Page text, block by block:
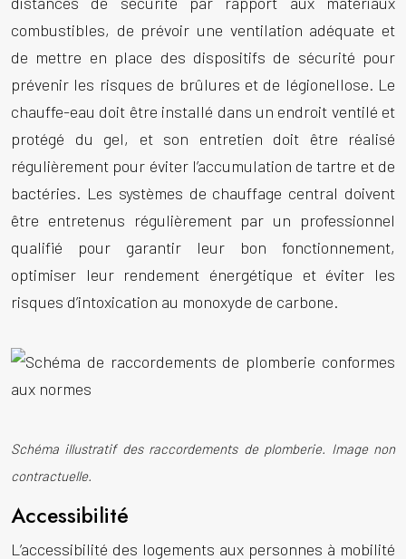
combustibles, de prévoir une ventilation adéquate et
de mettre en place des dispositifs de sécurité pour
prévenir les risques de brûlures et de légionellose. Le
chauffe-eau doit être installé dans un endroit ventilé et
protégé du gel, et son entretien doit être réalisé
régulièrement pour éviter l’accumulation de tartre et de
bactéries. Les systèmes de chauffage central doivent
être entretenus régulièrement par un professionnel
qualifié pour garantir leur bon fonctionnement,
optimiser leur rendement énergétique et éviter les
risques d’intoxication au monoxyde de carbone.
Schéma illustratif des raccordements de plomberie. Image non
contractuelle.
Accessibilité
L’accessibilité des logements aux personnes à mobilité